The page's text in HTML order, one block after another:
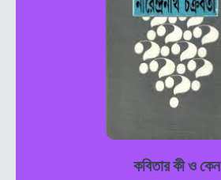
কবিতার কী ও কেন